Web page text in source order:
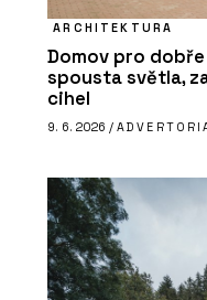
ARCHITEKTURA
Domov pro
spousta světla,
cihel
9. 6. 2026 /